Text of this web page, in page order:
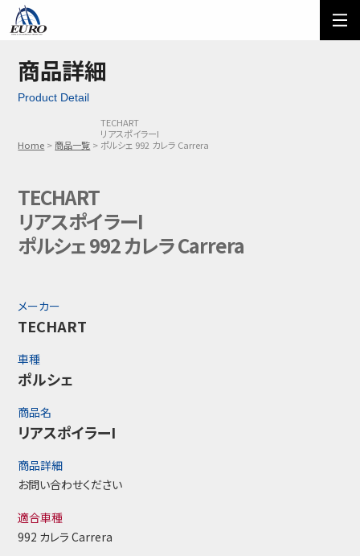
ご利用方法
メール問い合わせ
03-5674-7742
商品詳細
Product Detail
Home 商品一覧
TECHART
リアスポイラーI
ポルシェ 992 カレラ Carrera
TECHART
リアスポイラーI
ポルシェ 992 カレラ Carrera
メーカー
TECHART
車種
ポルシェ
商品名
リアスポイラーI
商品詳細
お問い合わせください
適合車種
992 カレラ Carrera